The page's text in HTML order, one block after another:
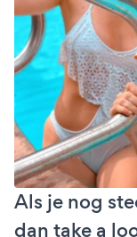
Als je nog
dan take a